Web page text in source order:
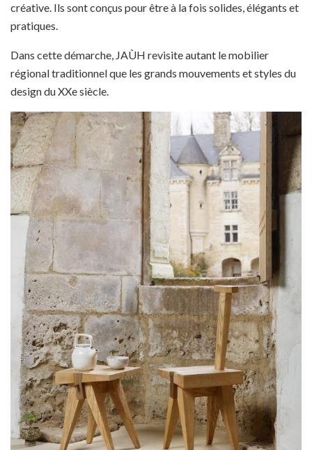
créative. Ils sont conçus pour être à la fois solides, élégants et
pratiques.
Dans cette démarche, JAÙH revisite autant le mobilier
régional traditionnel que les grands mouvements et styles du
design du XXe siècle.